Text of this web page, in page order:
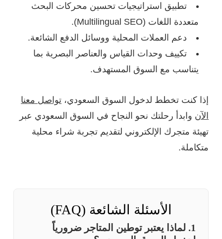
تطبيق استراتيجيات تحسين محركات البحث
متعددة اللغات (Multilingual SEO).
دعم العملات المحلية ووسائل الدفع الشائعة.
تكييف وحدات القياس والعناصر البصرية بما
يتناسب مع السوق المستهدف.
إذا كنت تخطط لدخول السوق السعودي، تواصل معنا
الآن وابدأ رحلتك نحو النجاح في السوق السعودي عبر
تهيئة متجرك الإلكتروني لتقديم تجربة شراء محلية
متكاملة.
الأسئلة الشائعة (FAQ)
1. لماذا يعتبر توطين المتاجر ضرورياً